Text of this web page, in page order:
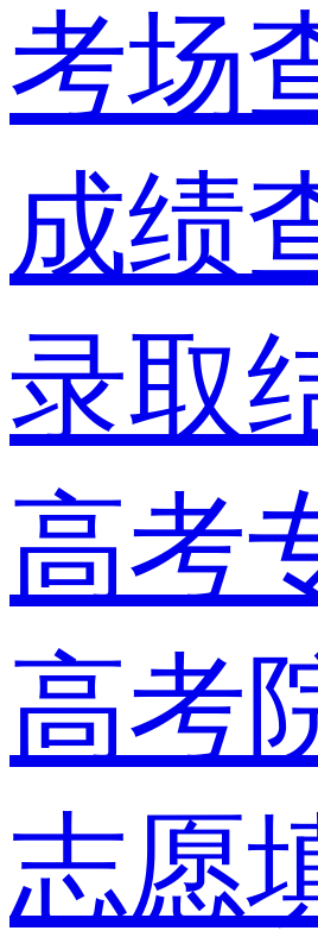
考场
成绩
录取
高考
高考
志愿